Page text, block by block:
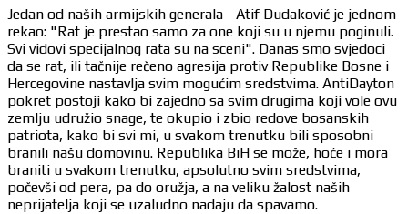
Jedan od naših armijskih generala - Atif Dudaković je jednom
rekao: "Rat je prestao samo za one koji su u njemu poginuli.
Svi vidovi specijalnog rata su na sceni". Danas smo svjedoci
da se rat, ili tačnije rečeno agresija protiv Republike Bosne i
Hercegovine nastavlja svim mogućim sredstvima. AntiDayton
pokret postoji kako bi zajedno sa svim drugima koji vole ovu
zemlju udružio snage, te okupio i zbio redove bosanskih
patriota, kako bi svi mi, u svakom trenutku bili sposobni
branili našu domovinu. Republika BiH se može, hoće i mora
braniti u svakom trenutku, apsolutno svim sredstvima,
počevši od pera, pa do oružja, a na veliku žalost naših
neprijatelja koji se uzaludno nadaju da spavamo.